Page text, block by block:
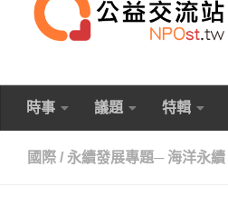
時事 議題 特輯
國際 / 永續發展專題─ 海洋永續